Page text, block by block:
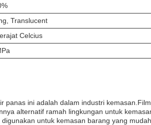
Translucent
Celcius
panas ini adalah dalam industri
alternatif ramah lingkungan untuk
untuk kemasan barang yang